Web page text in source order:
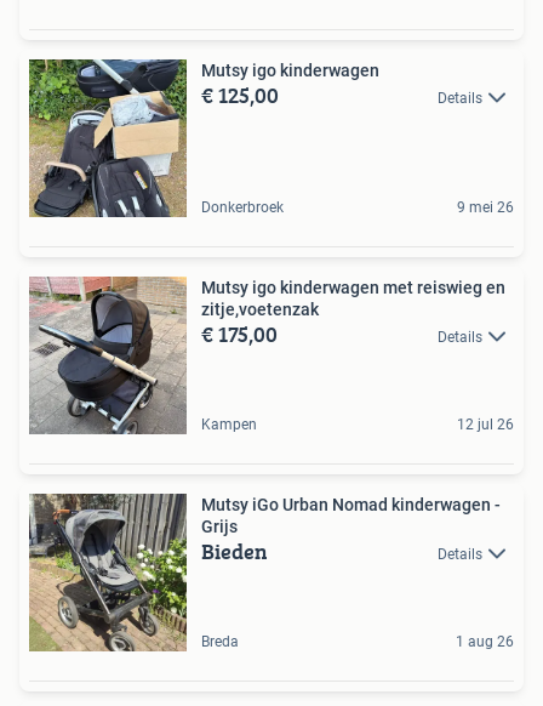
Mutsy igo kinderwagen
€ 125,00 Details
Donkerbroek 9 mei 26
Mutsy igo kinderwagen met reiswieg en
zitje,voetenzak
€ 175,00 Details
Kampen 12 jul 26
Mutsy iGo Urban Nomad kinderwagen -
Grijs
Bieden Details
Breda 1 aug 26